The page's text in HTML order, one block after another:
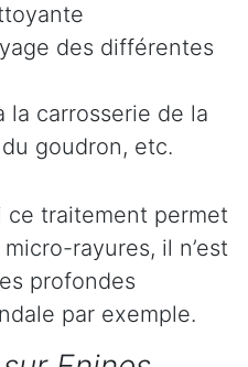
des différentes
la carrosserie de la
goudron, etc.
traitement permet
rayures, il n’est
profondes
par exemple.